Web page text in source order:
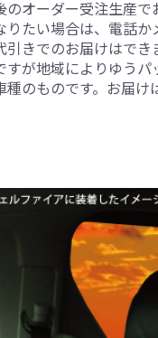
オーダー受注生産で
たい場合は、電話か
引きでのお届けはで
が地域によりゆう
種のものです。お届